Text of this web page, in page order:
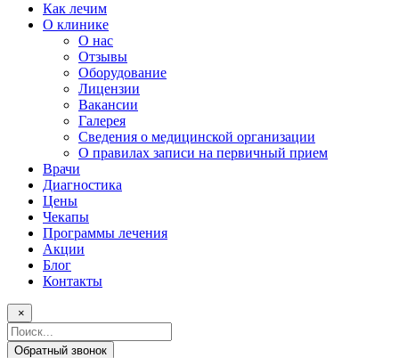
Как лечим
О клинике
О нас
Отзывы
Оборудование
Лицензии
Вакансии
Галерея
Сведения о медицинской организации
О правилах записи на первичный прием
Врачи
Диагностика
Цены
Чекапы
Программы лечения
Акции
Блог
Контакты
×
Поисковый
запрос
Обратный звонок